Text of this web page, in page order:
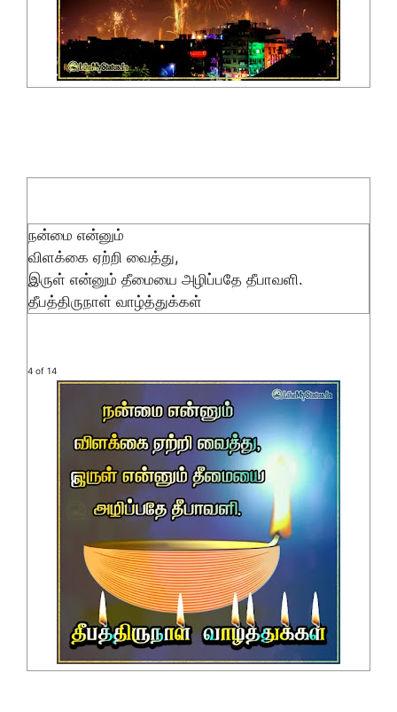
நன்மை என்னும்
விளக்கை ஏற்றி வைத்து,
இருள் என்னும் தீமையை அழிப்பதே தீபாவளி.
தீபத்திருநாள் வாழ்த்துக்கள்
4 of 14